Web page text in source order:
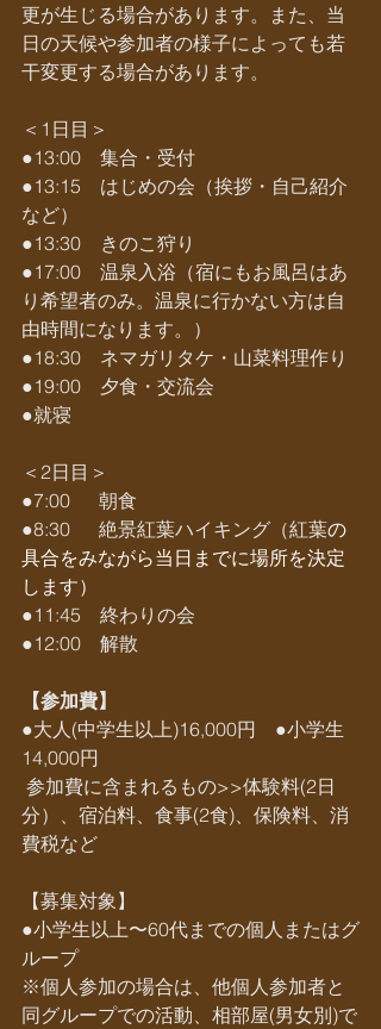
更が生じる場合があります。また、当
日の天候や参加者の様子によっても若
干変更する場合があります。
＜1日目＞
●13:00　集合・受付
●13:15　はじめの会（挨拶・自己紹介
など）
●13:30　きのこ狩り
●17:00　温泉入浴（宿にもお風呂はあ
り希望者のみ。温泉に行かない方は自
由時間になります。）
●18:30　ネマガリタケ・山菜料理作り
●19:00　夕食・交流会
●就寝
＜2日目＞
●7:00　  朝食
●8:30 絶景紅葉ハイキング（紅葉の
具合をみながら当日までに場所を決定
します）
●11:45　終わりの会
●12:00　解散
【参加費】
●大人(中学生以上)16,000円　●小学生
14,000円
分）、宿泊料、食事(2食)、保険料、消
費税など
【募集対象】
●小学生以上〜60代までの個人またはグ
ループ
※個人参加の場合は、他個人参加者と
同グループでの活動、相部屋(男女別)で